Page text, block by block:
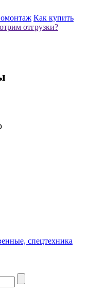
Как купить
отгрузки?
спецтехника